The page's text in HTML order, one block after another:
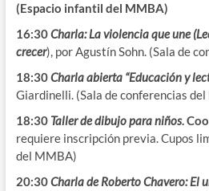
(Espacio infantil del MMBA)
16:30Charla: La violencia que une
crecer), por Agustín Sohn. (Sala de
18:30Charla abierta “Educación y
Giardinelli. (Sala de conferencias
18:30Taller de dibujo para niños.
requiere inscripción previa. Cupos
del MMBA)
20:30Charla de Roberto Chavero: El